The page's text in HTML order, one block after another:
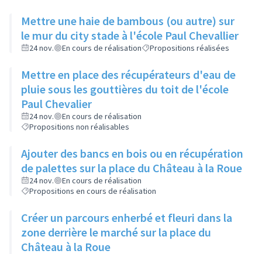
Mettre une haie de bambous (ou autre) sur
le mur du city stade à l'école Paul Chevallier
24 nov. En cours de réalisation Propositions réalisées
Mettre en place des récupérateurs d'eau de
pluie sous les gouttières du toit de l'école
Paul Chevalier
24 nov.
En cours de réalisation
Propositions non réalisables
Ajouter des bancs en bois ou en récupération
de palettes sur la place du Château à la Roue
24 nov.
En cours de réalisation
Propositions en cours de réalisation
Créer un parcours enherbé et fleuri dans la
zone derrière le marché sur la place du
Château à la Roue